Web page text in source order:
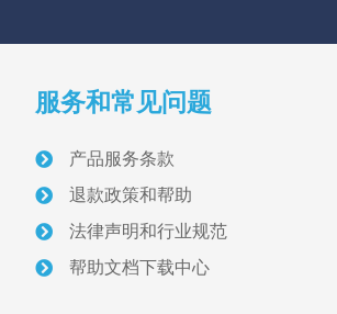
首页
关于我们
智慧砂场建设案例
服务和常见问题
产品服务条款
退款政策和帮助
法律声明和行业规范
帮助文档下载中心